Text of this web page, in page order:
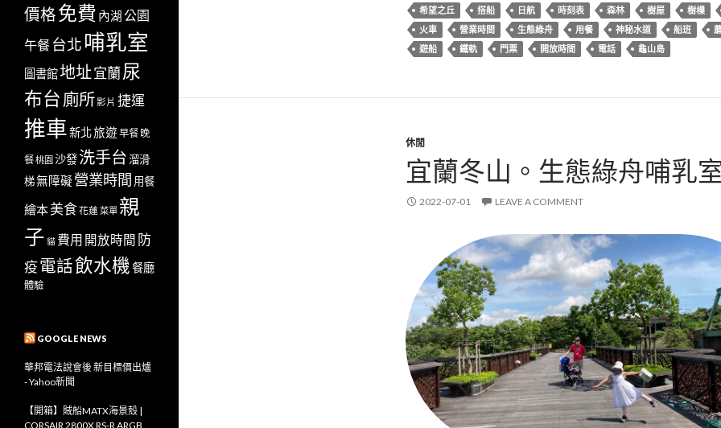
希望之丘
搭船 日航 時刻表 森林 樹屋
樹樔
火車
營業時間 生態綠舟 用餐 神秘水道 船班
遊船
鐵軌 門票 開放時間 電話 龜山島
休閒
宜蘭冬山。生態綠舟哺乳
2022-07-01 LEAVE A COMMENT
價格免費 內湖 公園
午餐 台北 哺乳室
圖書館地址宜蘭尿
布台 廁所影片 捷運
推車新北旅遊 早餐 晚
餐桃園 沙發洗手台溜滑
梯無障礙 營業時間 用餐
繪本美食花蓮 菜單 親
子 貓 費用 開放時間 防
疫電話飲水機餐廳
體驗
GOOGLE NEWS
華邦電法說會後 新目標價出爐
- Yahoo新聞
【開箱】賊船MATX海景殼 |
CORSAIR 2800X RS-R ARGB